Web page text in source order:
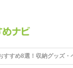
すすめ8選！収納グッズ